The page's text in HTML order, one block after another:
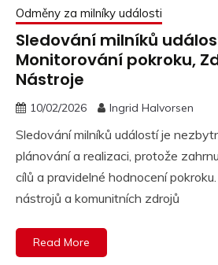
Odměny za milníky události
Sledování milníků
Monitorování pokroku,
Nástroje
10/02/2026 Ingrid Halvorsen
Sledování milníků událostí je
plánování a realizaci, protože
cílů a pravidelné hodnocení
nástrojů a komunitních zdrojů
Read More